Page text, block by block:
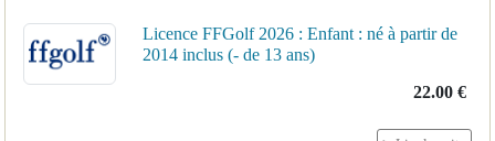
Licence FFGolf 2026 : Enfant : né à partir de
2014 inclus (- de 13 ans)
22.00 €